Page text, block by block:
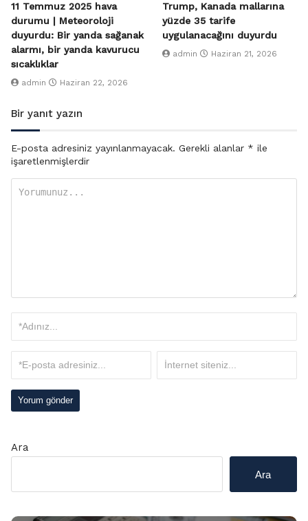
11 Temmuz 2025 hava
durumu | Meteoroloji
duyurdu: Bir yanda sağanak
alarmı, bir yanda kavurucu
sıcaklıklar
admin Haziran 22, 2026
Trump, Kanada mallarına
yüzde 35 tarife
uygulanacağını duyurdu
admin Haziran 21, 2026
Bir yanıt yazın
E-posta adresiniz yayınlanmayacak. Gerekli alanlar * ile
işaretlenmişlerdir
Ara
Ara